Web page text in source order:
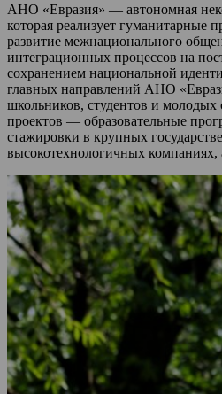
АНО «Евразия» — автономная
которая реализует гуманитарные
развитие межнационального
интеграционных процессов на
сохранением национальной
главных направлений АНО
школьников, студентов и молодых
проектов — образовательные
стажировки в крупных
высокотехнологичных